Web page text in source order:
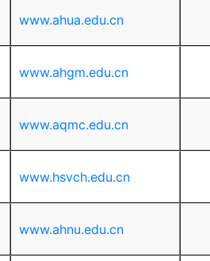
www.ahua.edu.cn
www.ahgm.edu.cn
www.aqmc.edu.cn
www.hsvch.edu.cn
www.ahnu.edu.cn